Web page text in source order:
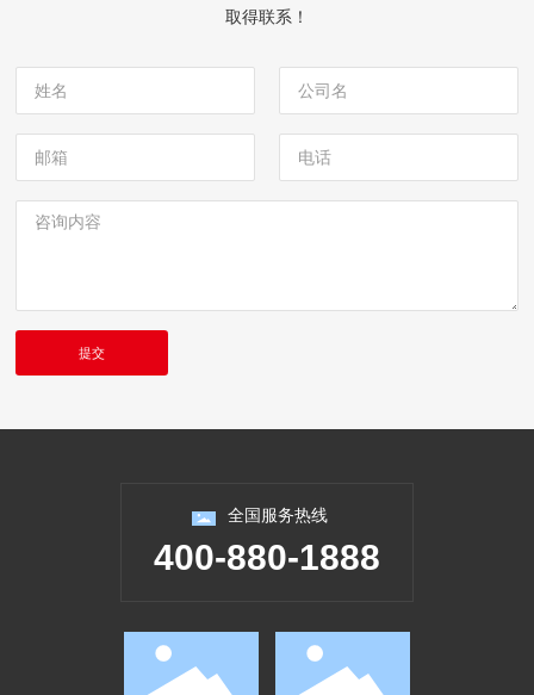
取得联系！
全国服务热线
400-880-1888